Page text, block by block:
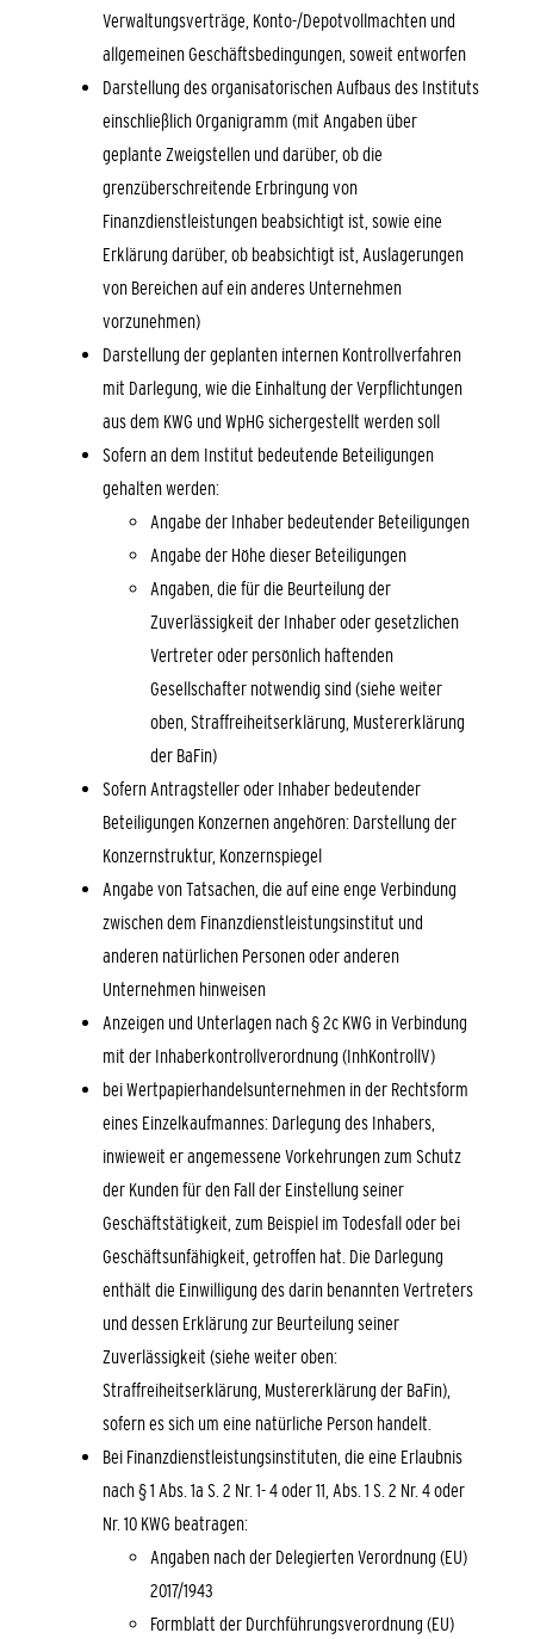
Verwaltungsverträge, Konto-/Depotvollmachten und
allgemeinen Geschäftsbedingungen, soweit entworfen
Darstellung des organisatorischen Aufbaus des Instituts
einschließlich Organigramm (mit Angaben über
geplante Zweigstellen und darüber, ob die
grenzüberschreitende Erbringung von
Finanzdienstleistungen beabsichtigt ist, sowie eine
Erklärung darüber, ob beabsichtigt ist, Auslagerungen
von Bereichen auf ein anderes Unternehmen
vorzunehmen)
Darstellung der geplanten internen Kontrollverfahren
mit Darlegung, wie die Einhaltung der Verpflichtungen
aus dem KWG und WpHG sichergestellt werden soll
Sofern an dem Institut bedeutende Beteiligungen
gehalten werden:
Angabe der Inhaber bedeutender Beteiligungen
Angabe der Höhe dieser Beteiligungen
Angaben, die für die Beurteilung der
Zuverlässigkeit der Inhaber oder gesetzlichen
Vertreter oder persönlich haftenden
Gesellschafter notwendig sind (siehe weiter
oben, Straffreiheitserklärung, Mustererklärung
der BaFin)
Sofern Antragsteller oder Inhaber bedeutender
Beteiligungen Konzernen angehören: Darstellung der
Konzernstruktur, Konzernspiegel
Angabe von Tatsachen, die auf eine enge Verbindung
zwischen dem Finanzdienstleistungsinstitut und
anderen natürlichen Personen oder anderen
Unternehmen hinweisen
Anzeigen und Unterlagen nach § 2c KWG in Verbindung
mit der Inhaberkontrollverordnung (InhKontrollV)
bei Wertpapierhandelsunternehmen in der Rechtsform
eines Einzelkaufmannes: Darlegung des Inhabers,
inwieweit er angemessene Vorkehrungen zum Schutz
der Kunden für den Fall der Einstellung seiner
Geschäftstätigkeit, zum Beispiel im Todesfall oder bei
Geschäftsunfähigkeit, getroffen hat. Die Darlegung
enthält die Einwilligung des darin benannten Vertreters
und dessen Erklärung zur Beurteilung seiner
Zuverlässigkeit (siehe weiter oben:
Straffreiheitserklärung, Mustererklärung der BaFin),
sofern es sich um eine natürliche Person handelt.
Bei Finanzdienstleistungsinstituten, die eine Erlaubnis
nach § 1 Abs. 1a S. 2 Nr. 1- 4 oder 11, Abs. 1 S. 2 Nr. 4 oder
Nr. 10 KWG beatragen:
Angaben nach der Delegierten Verordnung (EU)
2017/1943
Formblatt der Durchführungsverordnung (EU)